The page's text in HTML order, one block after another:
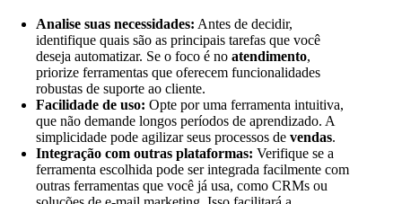
Analise suas necessidades: Antes de decidir,
identifique quais são as principais tarefas que você
deseja automatizar. Se o foco é no atendimento,
priorize ferramentas que oferecem funcionalidades
robustas de suporte ao cliente.
Facilidade de uso: Opte por uma ferramenta intuitiva,
que não demande longos períodos de aprendizado. A
simplicidade pode agilizar seus processos de vendas.
Integração com outras plataformas: Verifique se a
ferramenta escolhida pode ser integrada facilmente com
outras ferramentas que você já usa, como CRMs ou